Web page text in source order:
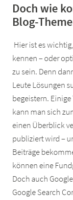
Doch wie
Blog-
Hier ist es
kennen – oder
zu sein. Denn
Leute Lösungen
begeistern.
kann man sich
einen Überblick
publiziert wird –
Beiträge
können eine
Doch auch
Google Search